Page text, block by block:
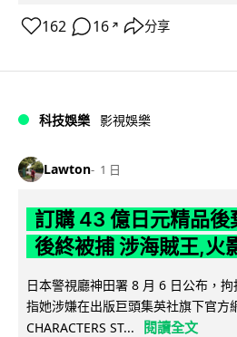
162 16 ↗ 分享
科技娛樂 影視娛樂
Lawton 1 日
訂購 43 億日元精品後
後終被捕 涉海賊王,火
日本警視廳神田署 8 月 6 日公布，
指她涉嫌在出版巨頭集英社旗下官方
CHARACTERS ST...
閱讀全文